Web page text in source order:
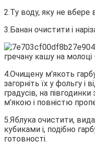
2.Ту воду, яку не вбере
3.Банан очистити і
4.Очищену м’якоть
загорніть їх у фольгу і
градусів, на
м’якою і повністю
5.Яблука очистити,
кубиками і, подібно
готовності.